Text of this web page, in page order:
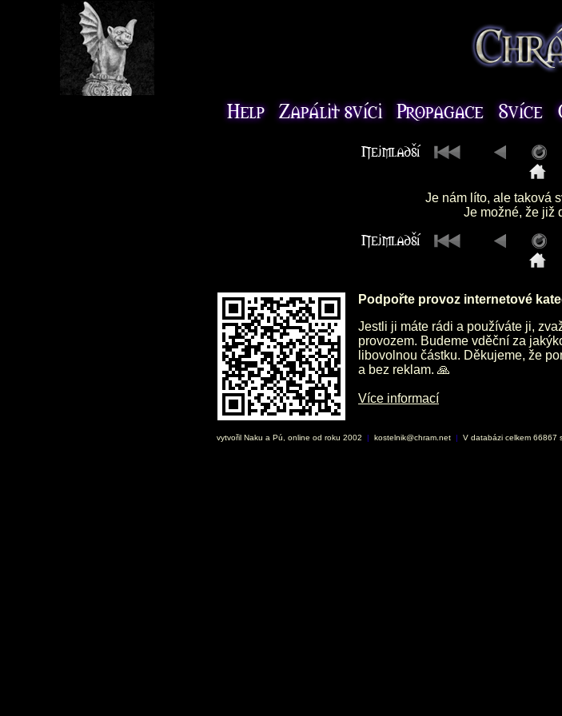
Je nám líto, ale taková
Je možné, že již
Podpořte provoz internetové
Jestli ji máte rádi a používáte ji,
provozem. Budeme vděční za
libovolnou částku. Děkujeme, že
a bez reklam. 🙏
Více informací
vytvořil Naku a Pú, online od roku 2002 | kostelnik@chram.net | V databázi celkem 66867